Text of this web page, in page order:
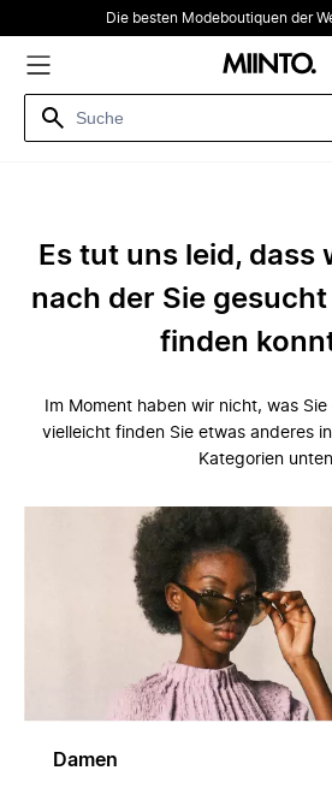
Die besten Modeboutiquen der
Es tut uns leid, dass
nach der Sie
finden
Im Moment haben wir nicht, was
vielleicht finden Sie etwas anderes
Kategorien
Damen